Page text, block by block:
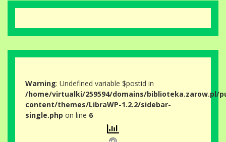
Warning: Undefined variable $postid in
/home/virtualki/259594/domains/biblioteka.zarow.pl/
content/themes/LibraWP-1.2.2/sidebar-
single.php on line 6